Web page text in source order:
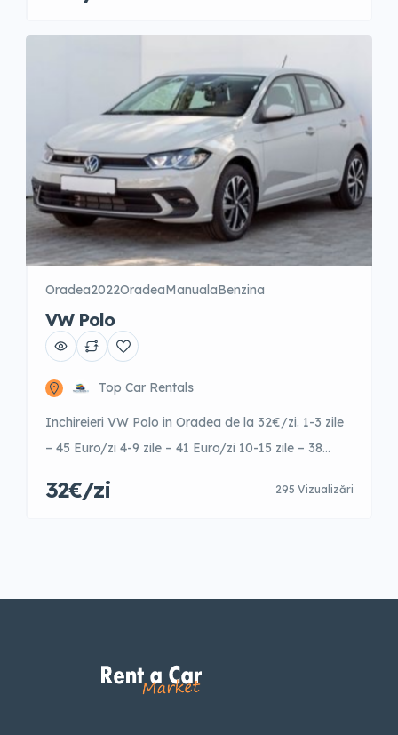
Oradea2022OradeaManualaBenzina
VW Polo
Top Car Rentals
Inchireieri VW Polo in Oradea de la 32€/zi. 1-3 zile
– 45 Euro/zi 4-9 zile – 41 Euro/zi 10-15 zile – 38
Euro/zi +31 zile – 32 Euro/zi Garantie 500 Euro
32€/zi 295 Vizualizări